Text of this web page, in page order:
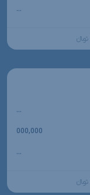
...
تومانءءء
...
000,000
...
تومانءءء